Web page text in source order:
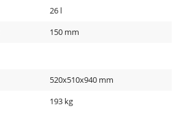
26 l
150 mm
520x510x940 mm
193 kg